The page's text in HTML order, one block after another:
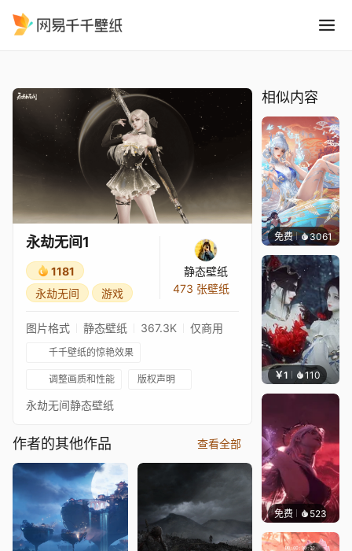
永劫无间1
1181
永劫无间
游戏
静态壁纸
473 张壁纸
图片格式 静态壁纸 367.3K 仅商用
千千壁纸的惊艳效果
调整画质和性能 版权声明
永劫无间静态壁纸
作者的其他作品 查看全部
相似内容
免费 3061静态
￥1 110 土御
免费 523搬搬